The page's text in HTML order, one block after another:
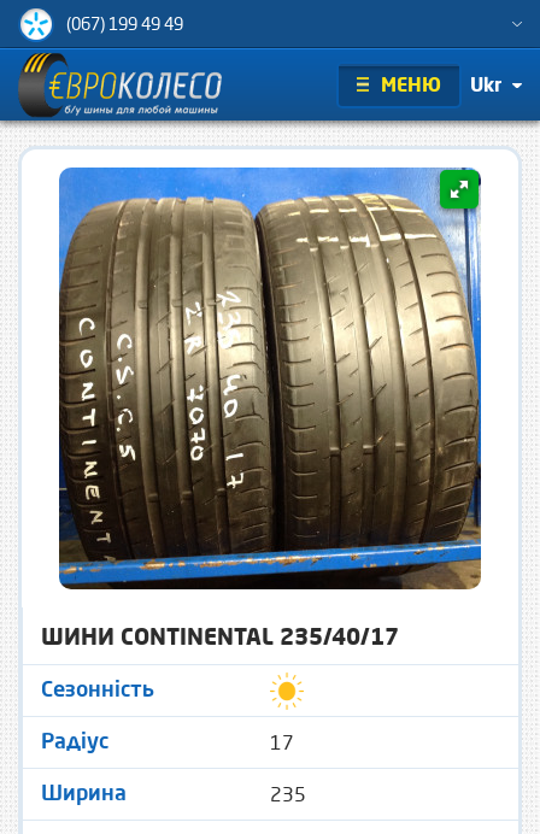
(067) 199 49 49
МЕНЮ Ukr
ШИНИ CONTINENTAL 235/40/17
Сезонність
Радіус 17
Ширина 235